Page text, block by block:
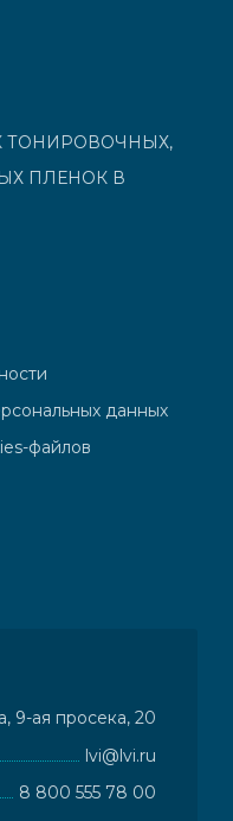
ПЛЕНОК В
данных
файлов
9-ая просека, 20
lvi@lvi.ru
8 800 555 78 00